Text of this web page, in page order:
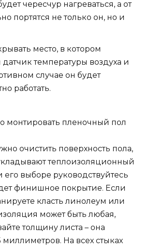
чересчур нагреваться, а от
портятся не только он, но и
место, в котором
датчик температуры воздуха и
случае он будет
работать.
монтировать пленочный пол
очистить поверхность пола,
теплоизоляционный
его выборе руководствуйтесь
финишное покрытие. Если
класть линолеум или
может быть любая,
толщину листа – она
миллиметров. На всех стыках